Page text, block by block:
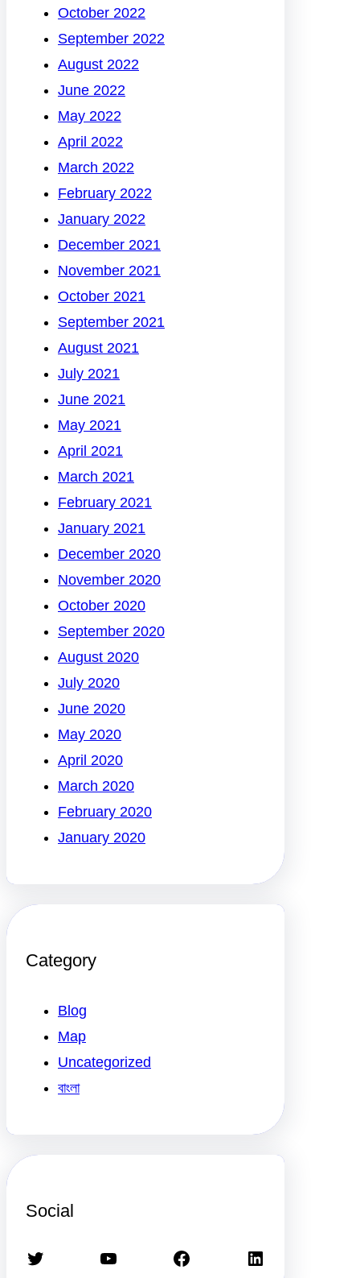
October 2022
September 2022
August 2022
June 2022
May 2022
April 2022
March 2022
February 2022
January 2022
December 2021
November 2021
October 2021
September 2021
August 2021
July 2021
June 2021
May 2021
April 2021
March 2021
February 2021
January 2021
December 2020
November 2020
October 2020
September 2020
August 2020
July 2020
June 2020
May 2020
April 2020
March 2020
February 2020
January 2020
Category
Blog
Map
Uncategorized
বাংলা
Social
Twitter YouTube Facebook LinkedIn